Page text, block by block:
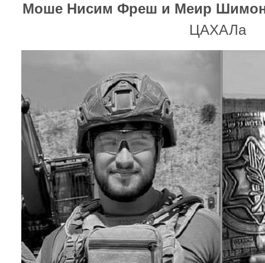
Моше Нисим Фреш и Меир
ЦАХАЛа